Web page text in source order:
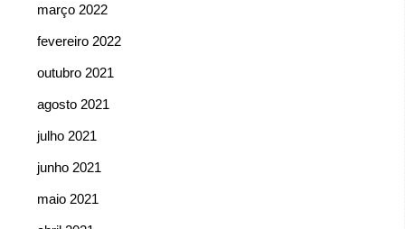
março 2022
fevereiro 2022
outubro 2021
agosto 2021
julho 2021
junho 2021
maio 2021